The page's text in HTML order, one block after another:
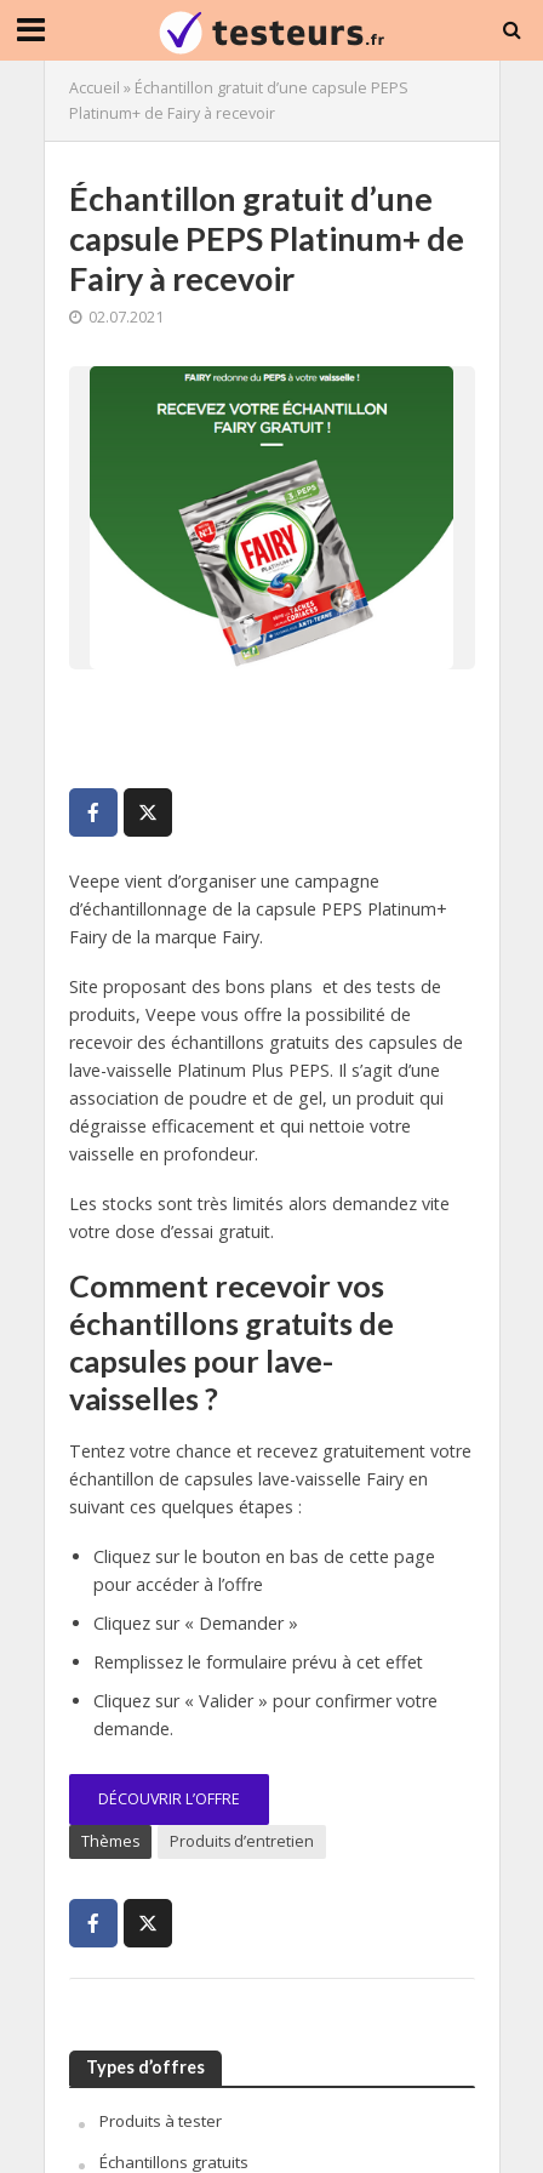
Accueil » Échantillon gratuit d’une capsule PEPS
Platinum+ de Fairy à recevoir
Échantillon gratuit d’une
capsule PEPS Platinum+ de
Fairy à recevoir
02.07.2021
Veepe vient d’organiser une campagne
d’échantillonnage de la capsule PEPS Platinum+
Fairy de la marque Fairy.
Site proposant des bons plans et des tests de
produits, Veepe vous offre la possibilité de
recevoir des échantillons gratuits des capsules de
lave-vaisselle Platinum Plus PEPS. Il s’agit d’une
association de poudre et de gel, un produit qui
dégraisse efficacement et qui nettoie votre
vaisselle en profondeur.
Les stocks sont très limités alors demandez vite
votre dose d’essai gratuit.
Comment recevoir vos
échantillons gratuits de
capsules pour lave-
vaisselles ?
Tentez votre chance et recevez gratuitement votre
échantillon de capsules lave-vaisselle Fairy en
suivant ces quelques étapes :
Cliquez sur le bouton en bas de cette page
pour accéder à l’offre
Cliquez sur « Demander »
Remplissez le formulaire prévu à cet effet
Cliquez sur « Valider » pour confirmer votre
demande.
DÉCOUVRIR L’OFFRE
Thèmes Produits d’entretien
Types d’offres
Produits à tester
Échantillons gratuits